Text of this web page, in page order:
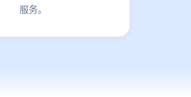
服务。